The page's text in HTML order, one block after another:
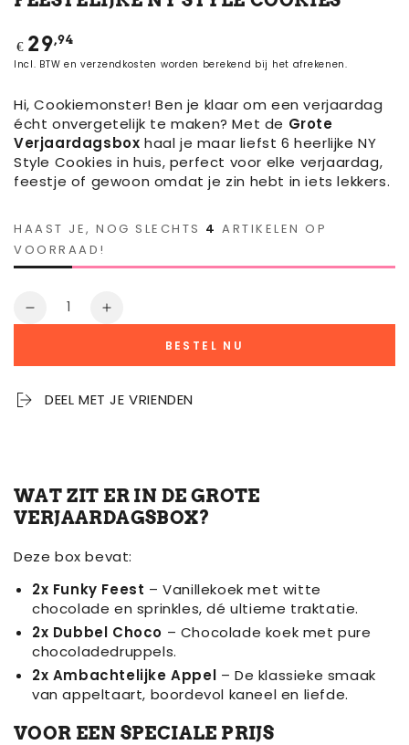
Normale
prijs
€ 29,94
Incl. BTW en verzendkosten worden berekend bij het afrekenen.
Hi, Cookiemonster! Ben je klaar om een verjaardag
écht onvergetelijk te maken? Met de Grote
Verjaardagsbox haal je maar liefst 6 heerlijke NY
Style Cookies in huis, perfect voor elke verjaardag,
feestje of gewoon omdat je zin hebt in iets lekkers.
HAAST JE, NOG SLECHTS 4 ARTIKELEN OP
VOORRAAD!
Aantal
Aantal
Verjaardagsbox
Style
Cookies
Verhoog
Grote
NY
Style
Cookies
BESTEL NU
DEEL MET JE VRIENDEN
WAT ZIT ER IN DE GROTE
VERJAARDAGSBOX?
Deze box bevat:
2x Funky Feest – Vanillekoek met witte
chocolade en sprinkles, dé ultieme traktatie.
2x Dubbel Choco – Chocolade koek met pure
chocoladedruppels.
2x Ambachtelijke Appel – De klassieke smaak
van appeltaart, boordevol kaneel en liefde.
VOOR EEN SPECIALE PRIJS